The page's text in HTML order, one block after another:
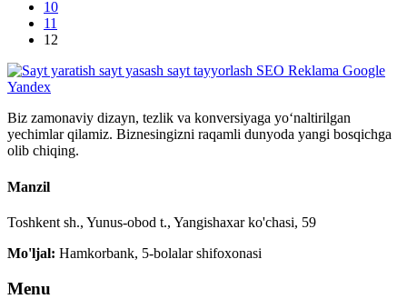
10
11
12
Biz zamonaviy dizayn, tezlik va konversiyaga yo‘naltirilgan
yechimlar qilamiz. Biznesingizni raqamli dunyoda yangi bosqichga
olib chiqing.
Manzil
Toshkent sh., Yunus-obod t., Yangishaxar ko'chasi, 59
Mo'ljal: Hamkorbank, 5-bolalar shifoxonasi
Menu